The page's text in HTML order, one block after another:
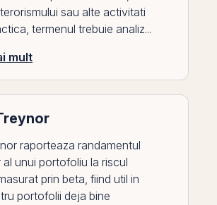
sau alte activitati
termenul trebuie analiz...
mult
raporteaza randamentul
unui portofoliu la riscul
prin beta, fiind util in
portofolii deja bine